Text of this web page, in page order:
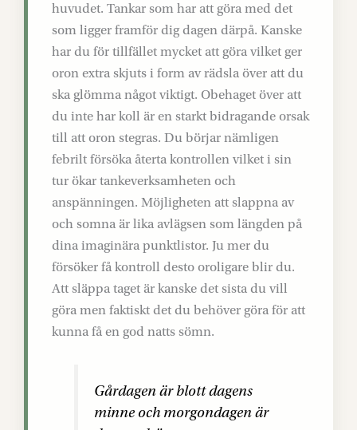
huvudet. Tankar som har att göra med det
som ligger framför dig dagen därpå. Kanske
har du för tillfället mycket att göra vilket ger
oron extra skjuts i form av rädsla över att du
ska glömma något viktigt. Obehaget över att
du inte har koll är en starkt bidragande orsak
till att oron stegras. Du börjar nämligen
febrilt försöka återta kontrollen vilket i sin
tur ökar tankeverksamheten och
anspänningen. Möjligheten att slappna av
och somna är lika avlägsen som längden på
dina imaginära punktlistor. Ju mer du
försöker få kontroll desto oroligare blir du.
Att släppa taget är kanske det sista du vill
göra men faktiskt det du behöver göra för att
kunna få en god natts sömn.
Gårdagen är blott dagens
minne och morgondagen är